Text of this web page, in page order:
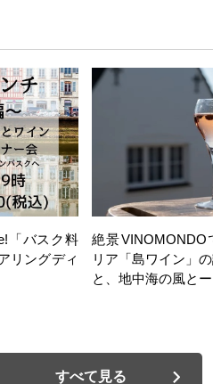
「バスク料
リングディ
絶景
リア「島ワイン」
と、地中海の風とー
すべて見る